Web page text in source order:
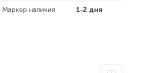
Маркер наличия
1-2 дня